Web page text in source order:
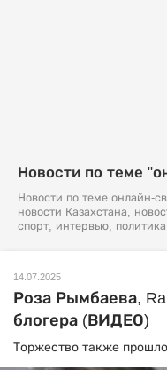
Новости по теме
Новости по теме онлайн-
новости Казахстана,
спорт, интервью,
14.07.2025
Роза Рымбаева,
блогера (ВИДЕО)
Торжество также